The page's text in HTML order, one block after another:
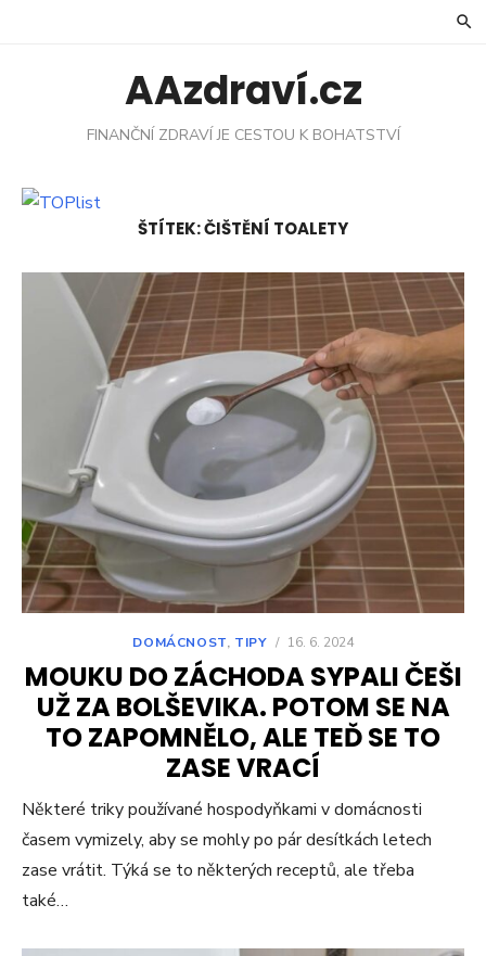
AAzdraví.cz
FINANČNÍ ZDRAVÍ JE CESTOU K BOHATSTVÍ
ŠTÍTEK:ČIŠTĚNÍ TOALETY
DOMÁCNOST, TIPY / 16. 6. 2024
MOUKU DO ZÁCHODA SYPALI ČEŠI
UŽ ZA BOLŠEVIKA. POTOM SE NA
TO ZAPOMNĚLO, ALE TEĎ SE TO
ZASE VRACÍ
Některé triky používané hospodyňkami v domácnosti
časem vymizely, aby se mohly po pár desítkách letech
zase vrátit. Týká se to některých receptů, ale třeba
také…